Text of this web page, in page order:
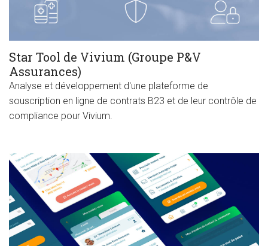
Star Tool de Vivium (Groupe P&V
Assurances)
Analyse et développement d'une plateforme de
souscription en ligne de contrats B23 et de leur contrôle de
compliance pour Vivium.